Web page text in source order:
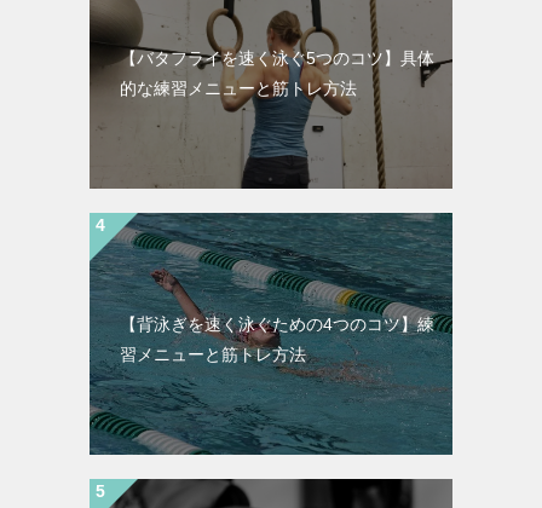
【バタフライを速く泳ぐ5つのコツ】具体
的な練習メニューと筋トレ方法
【背泳ぎを速く泳ぐための4つのコツ】練
習メニューと筋トレ方法